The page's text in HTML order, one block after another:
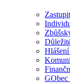
GObec